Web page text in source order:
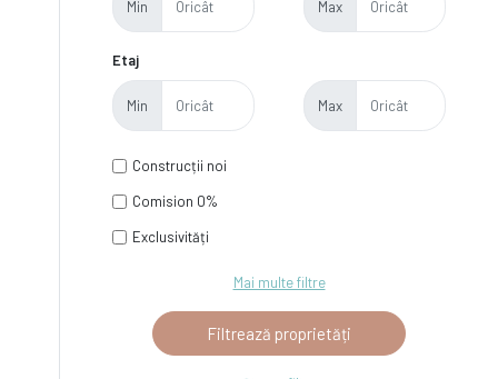
Min Max
Etaj
Min Max
Construcții noi
Comision 0%
Exclusivități
Mai multe filtre